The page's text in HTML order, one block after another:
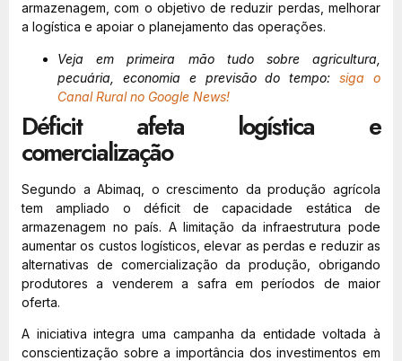
armazenagem, com o objetivo de reduzir perdas, melhorar
a logística e apoiar o planejamento das operações.
Veja em primeira mão tudo sobre agricultura,
pecuária, economia e previsão do tempo: siga o
Canal Rural no Google News!
Déficit afeta logística e
comercialização
Segundo a Abimaq, o crescimento da produção agrícola
tem ampliado o déficit de capacidade estática de
armazenagem no país. A limitação da infraestrutura pode
aumentar os custos logísticos, elevar as perdas e reduzir as
alternativas de comercialização da produção, obrigando
produtores a venderem a safra em períodos de maior
oferta.
A iniciativa integra uma campanha da entidade voltada à
conscientização sobre a importância dos investimentos em